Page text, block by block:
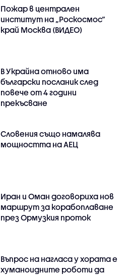
Пожар в централен
институт на „Роскосмос“
край Москва (ВИДЕО)
В Украйна отново има
български посланик след
повече от 4 години
прекъсване
Словения също намалява
мощността на АЕЦ
Иран и Оман договориха нов
маршрут за корабоплаване
през Ормузкия проток
Въпрос на нагласа у хората е
хуманоидните роботи да